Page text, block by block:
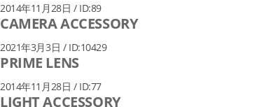
2014年11月28日 / ID:89
CAMERA ACCESSORY
2021年3月3日 / ID:10429
PRIME LENS
2014年11月28日 / ID:77
LIGHT ACCESSORY